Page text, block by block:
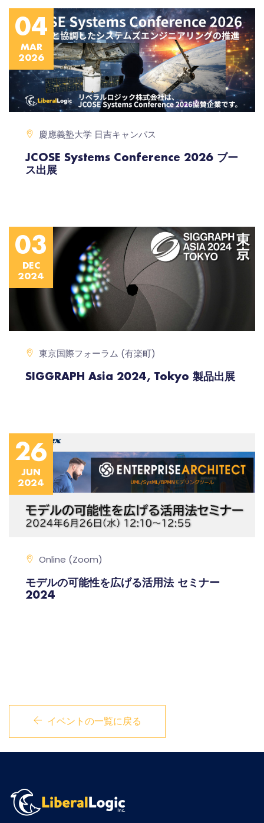
04
MAR
2026
慶應義塾大学 日吉キャンパス
JCOSE Systems Conference 2026 ブー
ス出展
03
DEC
2024
東京国際フォーラム (有楽町)
SIGGRAPH Asia 2024, Tokyo 製品出展
26
JUN
2024
Online (Zoom)
モデルの可能性を広げる活用法 セミナー
2024
イベントの一覧に戻る